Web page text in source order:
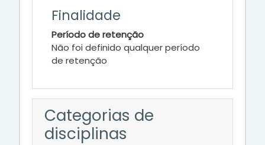
Finalidade
Período de retenção
Não foi definido qualquer período
de retenção
Categorias de
disciplinas